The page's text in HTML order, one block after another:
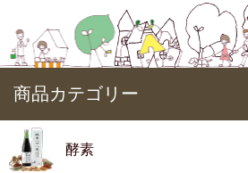
商品カテゴリー
酵素